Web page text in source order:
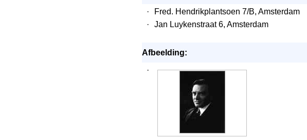
·
Fred. Hendrikplantsoen 7/B, Amsterdam
·
Jan Luykenstraat 6, Amsterdam
Afbeelding:
·